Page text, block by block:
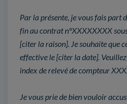
Par la présente, je vous fais part
fin au contrat n°XXXXXXXX
[citer la raison]. Je souhaite que
effective le [citer la date].
index de relevé de compteur
Je vous prie de bien vouloir